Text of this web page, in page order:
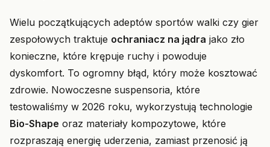
Wielu początkujących adeptów sportów walki czy gier
zespołowych traktuje ochraniacz na jądra jako zło
konieczne, które krępuje ruchy i powoduje
dyskomfort. To ogromny błąd, który może kosztować
zdrowie. Nowoczesne suspensoria, które
testowaliśmy w 2026 roku, wykorzystują technologie
Bio-Shape oraz materiały kompozytowe, które
rozpraszają energię uderzenia, zamiast przenosić ją